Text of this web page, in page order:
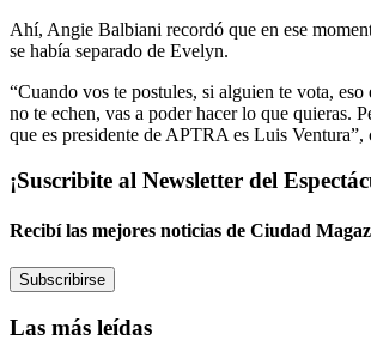
Ahí, Angie Balbiani recordó que en ese
se había separado de Evelyn.
“Cuando vos te postules, si alguien te vota, eso
no te echen, vas a poder hacer lo que quieras.
que es presidente de APTRA es Luis Ventura”,
¡Suscribite al Newsletter del
Recibí las mejores noticias de Ciudad
Subscribirse
Las más leídas